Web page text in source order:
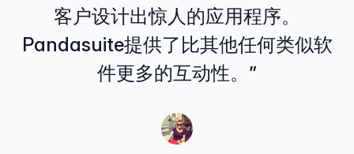
客户设计出惊人的应用程序。
Pandasuite提供了比其他任何类似软
件更多的互动性。”